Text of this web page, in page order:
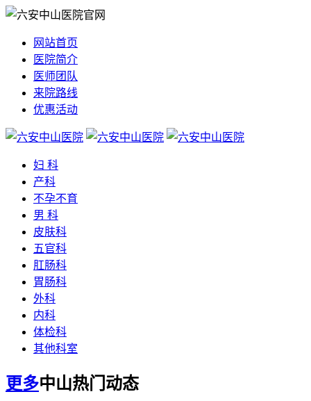
网站首页
医院简介
医师团队
来院路线
优惠活动
妇 科
产科
不孕不育
男 科
皮肤科
五官科
肛肠科
胃肠科
外科
内科
体检科
其他科室
更多中山热门动态